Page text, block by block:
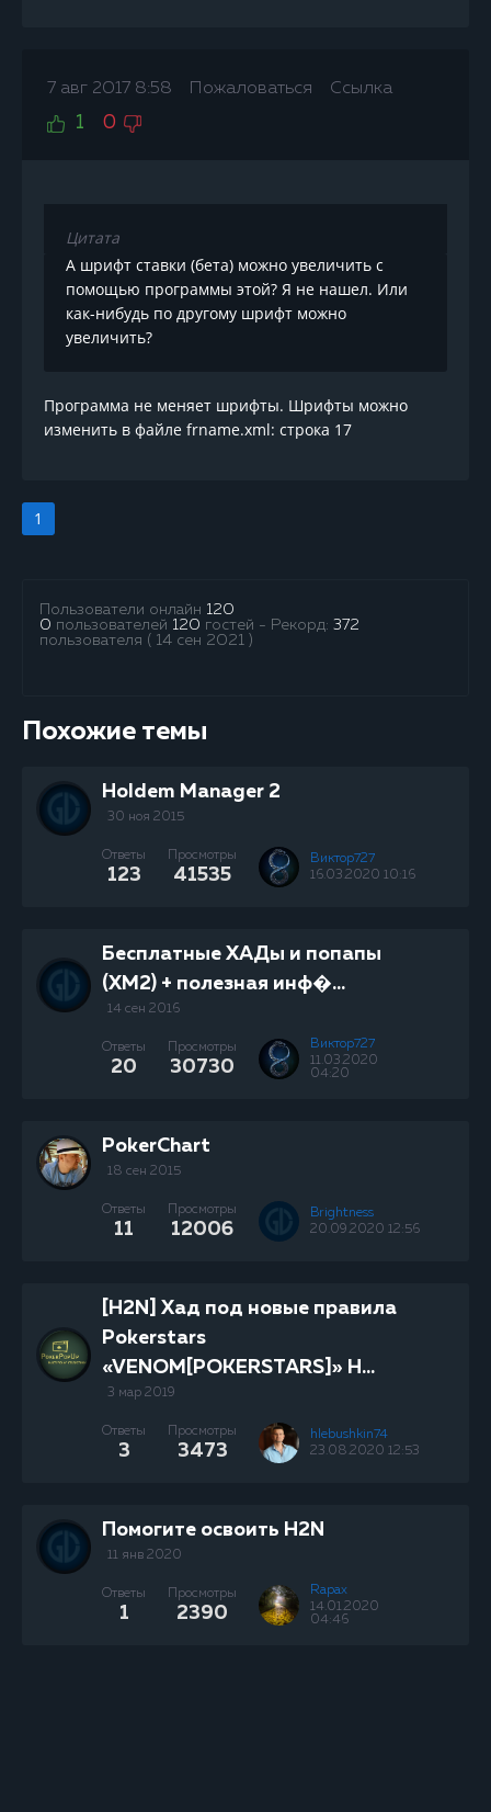
7 авг 2017 8:58 Пожаловаться Ссылка
1 0
Цитата
А шрифт ставки (бета) можно увеличить с
помощью программы этой? Я не нашел. Или
как-нибудь по другому шрифт можно
увеличить?
Программа не меняет шрифты. Шрифты можно
изменить в файле frname.xml: строка 17
1
Пользователи онлайн 120
0 пользователей 120 гостей - Рекорд: 372
пользователя ( 14 сен 2021 )
Похожие темы
Holdem Manager 2
30 ноя 2015
Ответы
123
Просмотры
41535
Виктор727
16.03.2020 10:16
Бесплатные ХАДы и попапы
(ХМ2) + полезная инф�...
14 сен 2016
Ответы
20
Просмотры
30730
Виктор727
11.03.2020
04:20
PokerChart
18 сен 2015
Ответы
11
Просмотры
12006
Brightness
20.09.2020 12:56
[H2N] Хад под новые правила
Pokerstars
«VENOM[POKERSTARS]» H...
3 мар 2019
Ответы
3
Просмотры
3473
hlebushkin74
23.08.2020 12:53
Помогите освоить H2N
11 янв 2020
Ответы
1
Просмотры
2390
Rapax
14.01.2020
04:46